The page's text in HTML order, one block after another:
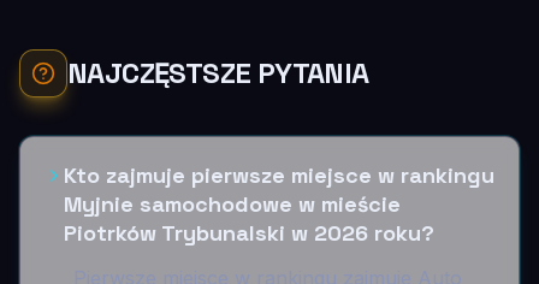
NAJCZĘSTSZE PYTANIA
Kto zajmuje pierwsze miejsce w rankingu
Myjnie samochodowe w mieście
Piotrków Trybunalski w 2026 roku?